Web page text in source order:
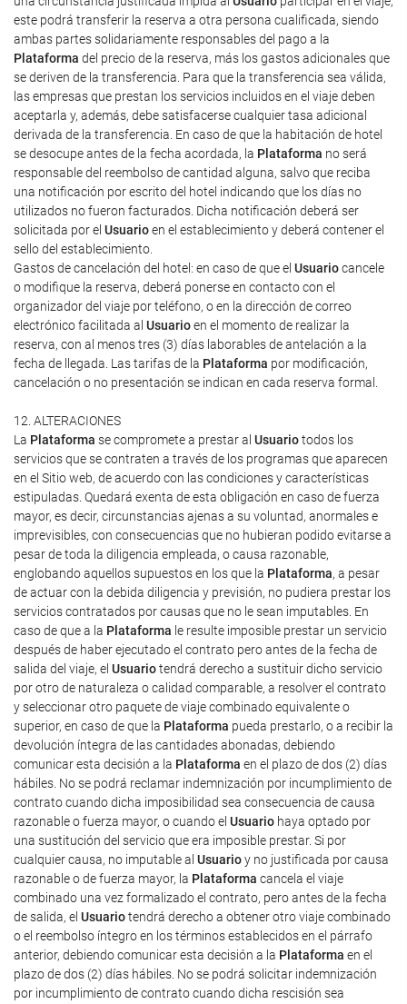
este podrá transferir la reserva a otra persona cualificada, siendo
ambas partes solidariamente responsables del pago a la
Plataforma del precio de la reserva, más los gastos adicionales que
se deriven de la transferencia. Para que la transferencia sea válida,
las empresas que prestan los servicios incluidos en el viaje deben
aceptarla y, además, debe satisfacerse cualquier tasa adicional
derivada de la transferencia. En caso de que la habitación de hotel
se desocupe antes de la fecha acordada, la Plataforma no será
responsable del reembolso de cantidad alguna, salvo que reciba
una notificación por escrito del hotel indicando que los días no
utilizados no fueron facturados. Dicha notificación deberá ser
solicitada por el Usuarioen el establecimiento y deberá contener el
sello del establecimiento.
Gastos de cancelación del hotel: en caso de que el Usuariocancele
o modifique la reserva, deberá ponerse en contacto con el
organizador del viaje por teléfono, o en la dirección de correo
electrónico facilitada al Usuarioen el momento de realizar la
reserva, con al menos tres (3) días laborables de antelación a la
fecha de llegada. Las tarifas de la Plataforma por modificación,
cancelación o no presentación se indican en cada reserva formal.
12. ALTERACIONES
La Plataforma se compromete a prestar al Usuariotodos los
servicios que se contraten a través de los programas que aparecen
en el Sitio web, de acuerdo con las condiciones y características
estipuladas. Quedará exenta de esta obligación en caso de fuerza
mayor, es decir, circunstancias ajenas a su voluntad, anormales e
imprevisibles, con consecuencias que no hubieran podido evitarse a
pesar de toda la diligencia empleada, o causa razonable,
englobando aquellos supuestos en los que la Plataforma, a pesar
de actuar con la debida diligencia y previsión, no pudiera prestar los
servicios contratados por causas que no le sean imputables. En
caso de que a la Plataforma le resulte imposible prestar un servicio
después de haber ejecutado el contrato pero antes de la fecha de
salida del viaje, el Usuariotendrá derecho a sustituir dicho servicio
por otro de naturaleza o calidad comparable, a resolver el contrato
y seleccionar otro paquete de viaje combinado equivalente o
superior, en caso de que la Plataforma pueda prestarlo, o a recibir la
devolución íntegra de las cantidades abonadas, debiendo
comunicar esta decisión a la Plataforma en el plazo de dos (2) días
hábiles. No se podrá reclamar indemnización por incumplimiento de
contrato cuando dicha imposibilidad sea consecuencia de causa
razonable o fuerza mayor, o cuando el Usuario haya optado por
una sustitución del servicio que era imposible prestar. Si por
cualquier causa, no imputable al Usuarioy no justificada por causa
razonable o de fuerza mayor, la Plataforma cancela el viaje
combinado una vez formalizado el contrato, pero antes de la fecha
de salida, el Usuariotendrá derecho a obtener otro viaje combinado
o el reembolso íntegro en los términos establecidos en el párrafo
anterior, debiendo comunicar esta decisión a la Plataforma en el
plazo de dos (2) días hábiles. No se podrá solicitar indemnización
por incumplimiento de contrato cuando dicha rescisión sea